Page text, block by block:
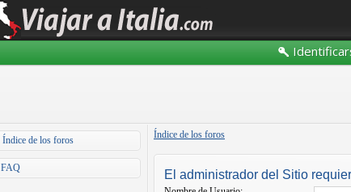
Índice de los foros
FAQ
Índice de los foros
El administrador del Sitio